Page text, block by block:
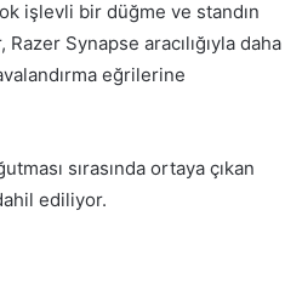
işlevli bir düğme ve standın
Synapse aracılığıyla daha
eğrilerine
sırasında ortaya çıkan
ediliyor.